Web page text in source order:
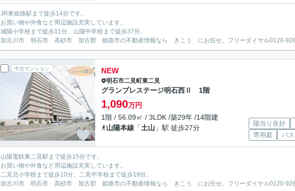
JR東姫路駅まで徒歩14分です。
お買い物や外食など周辺施設充実しています。
城陽小学校まで徒歩11分、山陽中学校まで徒歩37分。
加古川市 明石市 高砂市 加古郡 姫路市の不動産情報なら きこう にお任せ。フリーダイヤル0120-
中古マンション NEW
明石市二見町東二見
グランプレステージ明石西Ⅱ 1階
1,090万円
1階 / 56.09㎡ / 3LDK /築29年 /14階建
山陽本線 「土山 」駅 徒歩27分
陽当り良好
専用庭
バ
山陽電鉄東二見駅まで徒歩15分です。
お買い物や外食など周辺施設充実しています。
二見北小学校まで徒歩10分、二見中学校まで徒歩19分。
加古川市 明石市 高砂市 加古郡 姫路市の不動産情報なら きこう にお任せ。フリーダイヤル0120-